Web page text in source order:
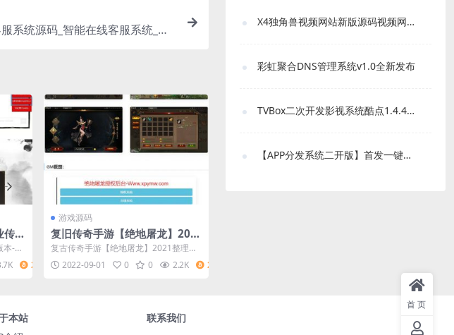
系统源码_智能在线客服系统_支
传奇
始
-带
宝 1
2
游戏源码
复旧传奇手游【绝地屠龙】202
1整顿Win一键即玩效劳端+GM
受权后端
复古传奇手游【绝地屠龙】2021整理Wi
n一键即玩服务端+GM授权后台
2022-09-01 0 0 2.2K 2
X4独角兽视频网站新版源码视频网站系统源码
彩虹聚合DNS管理系统v1.0全新发布
TVBox二次开发影视系统酷点1.4.4反编译版本
【APP分发系统二开版】首发一键免IOS免签封包分发平台源码 带绿标
本站
联系我们
首页